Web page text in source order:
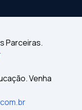
Parceiras.
Venha